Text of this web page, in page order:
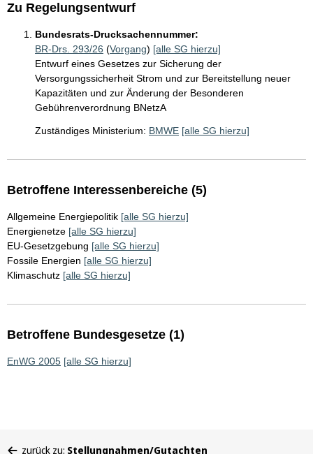
Zu Regelungsentwurf
Bundesrats-Drucksachennummer:
BR-Drs. 293/26 (Vorgang) [alle SG hierzu]
Entwurf eines Gesetzes zur Sicherung der
Versorgungssicherheit Strom und zur Bereitstellung neuer
Kapazitäten und zur Änderung der Besonderen
Gebührenverordnung BNetzA
Zuständiges Ministerium: BMWE [alle SG hierzu]
Betroffene Interessenbereiche (5)
Allgemeine Energiepolitik [alle SG hierzu]
Energienetze [alle SG hierzu]
EU-Gesetzgebung [alle SG hierzu]
Fossile Energien [alle SG hierzu]
Klimaschutz [alle SG hierzu]
Betroffene Bundesgesetze (1)
EnWG 2005 [alle SG hierzu]
zurück zu: Stellungnahmen/Gutachten